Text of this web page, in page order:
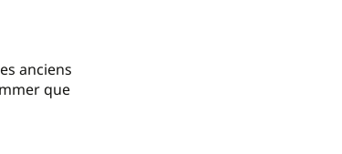
anciens
que